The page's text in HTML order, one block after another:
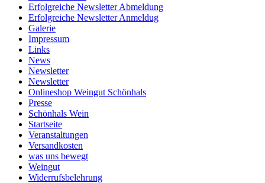
Erfolgreiche Newsletter Abmeldung
Erfolgreiche Newsletter Anmeldug
Galerie
Impressum
Links
News
Newsletter
Newsletter
Onlineshop Weingut Schönhals
Presse
Schönhals Wein
Startseite
Veranstaltungen
Versandkosten
was uns bewegt
Weingut
Widerrufsbelehrung